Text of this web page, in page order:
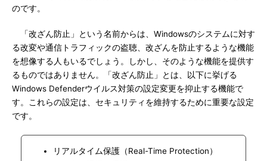
のです。
「改ざん防止」という名前からは、Windowsのシステムに対す
る改変や通信トラフィックの盗聴、改ざんを防止するような機能
を想像する人もいるでしょう。しかし、そのような機能を提供す
るものではありません。「改ざん防止」とは、以下に挙げる
Windows Defenderウイルス対策の設定変更を抑止する機能で
す。これらの設定は、セキュリティを維持するために重要な設定
です。
リアルタイム保護（Real-Time Protection）